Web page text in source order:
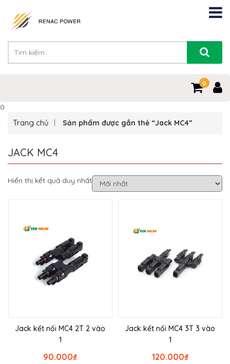
0
0
Trang chủ Sản phẩm được gắn thẻ “Jack MC4”
JACK MC4
Hiển thị kết quả duy nhất
Jack kết nối MC4 2T 2 vào
1
₫
90.000
Jack kết nối MC4 3T 3 vào
1
₫
120.000